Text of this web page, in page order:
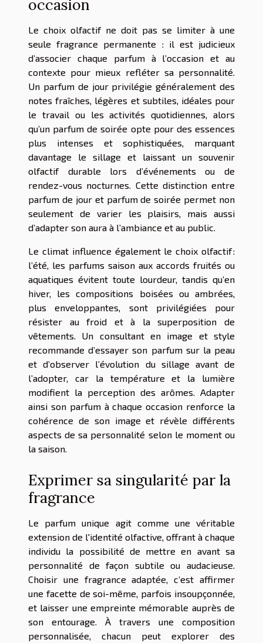
occasion
Le choix olfactif ne doit pas se limiter à une
seule fragrance permanente : il est judicieux
d’associer chaque parfum à l’occasion et au
contexte pour mieux refléter sa personnalité.
Un parfum de jour privilégie généralement des
notes fraîches, légères et subtiles, idéales pour
le travail ou les activités quotidiennes, alors
qu’un parfum de soirée opte pour des essences
plus intenses et sophistiquées, marquant
davantage le sillage et laissant un souvenir
olfactif durable lors d’événements ou de
rendez-vous nocturnes. Cette distinction entre
parfum de jour et parfum de soirée permet non
seulement de varier les plaisirs, mais aussi
d’adapter son aura à l’ambiance et au public.
Le climat influence également le choix olfactif :
l’été, les parfums saison aux accords fruités ou
aquatiques évitent toute lourdeur, tandis qu’en
hiver, les compositions boisées ou ambrées,
plus enveloppantes, sont privilégiées pour
résister au froid et à la superposition de
vêtements. Un consultant en image et style
recommande d’essayer son parfum sur la peau
et d’observer l’évolution du sillage avant de
l’adopter, car la température et la lumière
modifient la perception des arômes. Adapter
ainsi son parfum à chaque occasion renforce la
cohérence de son image et révèle différents
aspects de sa personnalité selon le moment ou
la saison.
Exprimer sa singularité par la
fragrance
Le parfum unique agit comme une véritable
extension de l'identité olfactive, offrant à chaque
individu la possibilité de mettre en avant sa
personnalité de façon subtile ou audacieuse.
Choisir une fragrance adaptée, c’est affirmer
une facette de soi-même, parfois insoupçonnée,
et laisser une empreinte mémorable auprès de
son entourage. À travers une composition
personnalisée, chacun peut explorer des